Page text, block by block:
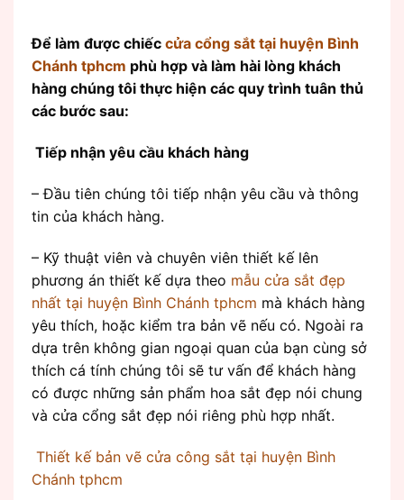
Để làm được chiếc cửa cổng sắt tại huyện Bình
Chánh tphcm phù hợp và làm hài lòng khách
hàng chúng tôi thực hiện các quy trình tuân thủ
các bước sau:
Tiếp nhận yêu cầu khách hàng
– Đầu tiên chúng tôi tiếp nhận yêu cầu và thông
tin của khách hàng.
– Kỹ thuật viên và chuyên viên thiết kế lên
phương án thiết kế dựa theo mẫu cửa sắt đẹp
nhất tại huyện Bình Chánh tphcm mà khách hàng
yêu thích, hoặc kiểm tra bản vẽ nếu có. Ngoài ra
dựa trên không gian ngoại quan của bạn cùng sở
thích cá tính chúng tôi sẽ tư vấn để khách hàng
có được những sản phẩm hoa sắt đẹp nói chung
và cửa cổng sắt đẹp nói riêng phù hợp nhất.
Thiết kế bản vẽ cửa công sắt tại huyện Bình
Chánh tphcm